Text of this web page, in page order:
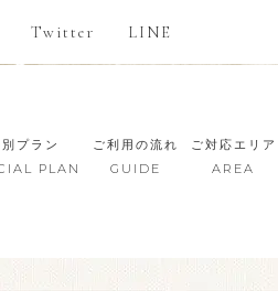
Twitter LINE
プラン
PLAN
ご利用の流れ
GUIDE
ご対応エリア
AREA